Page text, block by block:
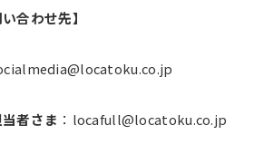
合わせ先】
者さま ：locafull@locatoku.co.jp